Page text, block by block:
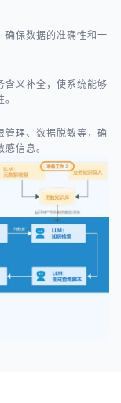
确保数据的准确性和一
含义补全，使系统能够
管理、数据脱敏等，确
信息。